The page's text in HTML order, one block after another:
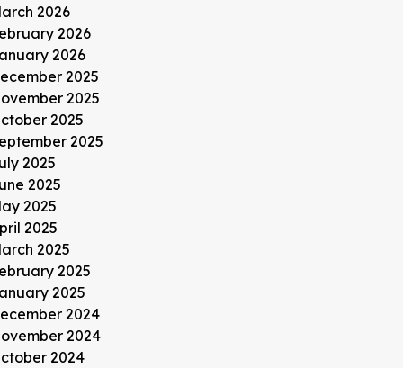
2026
2026
2026
2025
2025
2025
2025
2025
2025
2025
2025
2025
2025
2025
2024
2024
2024